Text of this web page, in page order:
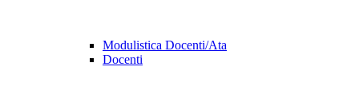
Modulistica Docenti/Ata
Docenti